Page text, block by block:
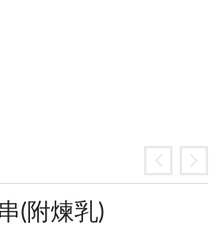
(附煉乳)